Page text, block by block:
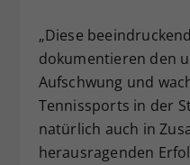
„Diese
dokumentieren den
Aufschwung und
Tennissports in der
natürlich auch in
herausragenden